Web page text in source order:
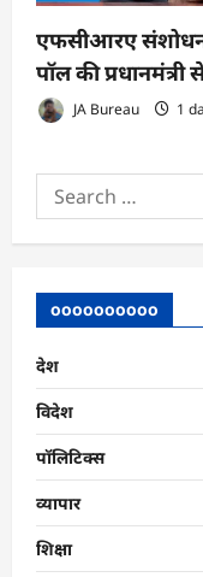
एफसीआरए संशोधन
पॉल की
JA Bureau 1
Search
for:
oooooooooo
देश
विदेश
पॉलिटिक्स
व्यापार
शिक्षा